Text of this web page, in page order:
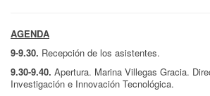
AGENDA
9-9.30. Recepción de los asistentes.
9.30-9.40. Apertura. Marina Villegas Gracia.
Investigación e Innovación Tecnológica.